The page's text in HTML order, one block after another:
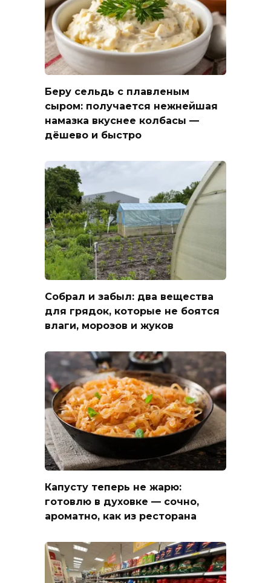
Беру сельдь с плавленым
сыром: получается нежнейшая
намазка вкуснее колбасы —
дёшево и быстро
Собрал и забыл: два вещества
для грядок, которые не боятся
влаги, морозов и жуков
Капусту теперь не жарю:
готовлю в духовке — сочно,
ароматно, как из ресторана